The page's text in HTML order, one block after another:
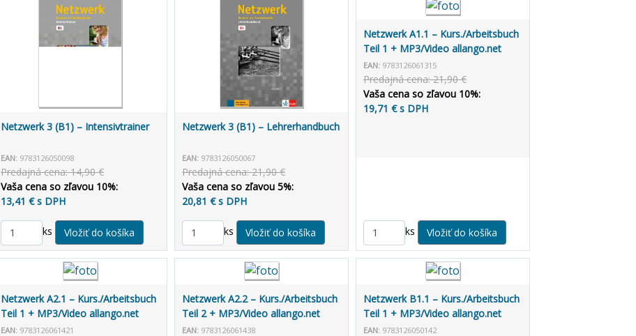
Netzwerk 3 (B1) – Intensivtrainer
EAN: 9783126050098
Predajná cena: 14,90 €
Vaša cena so zľavou 10%:
13,41 € s DPH
ks
Netzwerk 3 (B1) – Lehrerhandbuch
EAN: 9783126050067
Predajná cena: 21,90 €
Vaša cena so zľavou 5%:
20,81 € s DPH
ks
Netzwerk A1.1 – Kurs./Arbeitsbuch
Teil 1 + MP3/Video allango.net
EAN: 9783126061315
Predajná cena: 21,90 €
Vaša cena so zľavou 10%:
19,71 € s DPH
ks
Netzwerk A2.1 – Kurs./Arbeitsbuch
Teil 1 + MP3/Video allango.net
EAN: 9783126061421
Netzwerk A2.2 – Kurs./Arbeitsbuch
Teil 2 + MP3/Video allango.net
EAN: 9783126061438
Netzwerk B1.1 – Kurs./Arbeitsbuch
Teil 1 + MP3/Video allango.net
EAN: 9783126050142